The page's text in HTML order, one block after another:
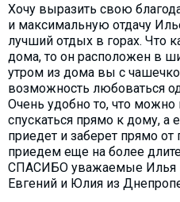
Хочу выразить свою
и максимальную отдачу
лучший отдых в горах. Что
дома, то он расположен в
утром из дома вы с
возможность любоваться
Очень удобно то, что
спускаться прямо к дому, а
приедет и заберет прямо
приедем еще на более
СПАСИБО уважаемые Илья
Евгений и Юлия из